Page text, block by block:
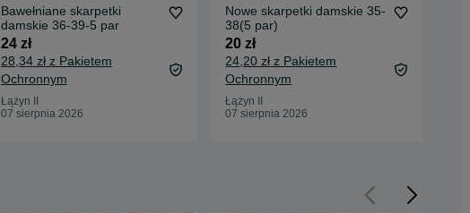
Bawełniane skarpetki
damskie 36-39-5 par
24 zł
28,34 zł z Pakietem
Ochronnym
Łążyn II
07 sierpnia 2026
Nowe skarpetki damskie 35-
38(5 par)
20 zł
24,20 zł z Pakietem
Ochronnym
Łążyn II
07 sierpnia 2026